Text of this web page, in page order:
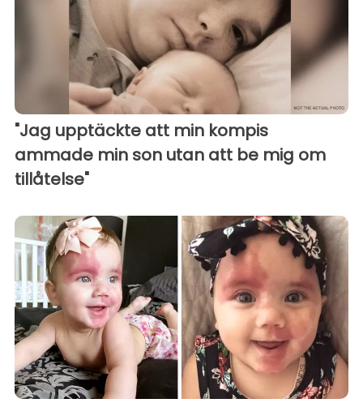
"Jag upptäckte att min kompis
ammade min son utan att be mig om
tillåtelse"